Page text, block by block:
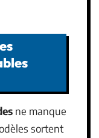
ne manque
sortent